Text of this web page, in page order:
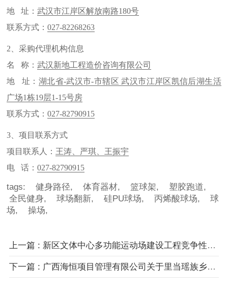
地 址：武汉市江岸区解放南路180号
联系方式：027-82268263
2、采购代理机构信息
名 称：武汉新地工程造价咨询有限公司
地 址： 湖北省-武汉市-市辖区 武汉市江岸区凯信后湖生活
广场1栋19层1-15号房
联系方式：027-82790915
3、项目联系方式
项目联系人： 王涛、严琪、王振宇
电 话：027-82790915
tags:健身路径, 体育器材, 篮球架,
塑胶跑道,
全民健身,
球场翻新, 硅PU球场, 丙烯酸球场,
球
场,
操场,
上一篇 : 新区文体中心多功能运动场建设工程竞争性磋商公告
下一篇 : 广西海恒项目管理有限公司关于里当瑶族乡初级中学基础设施建设的竞争性磋商公告